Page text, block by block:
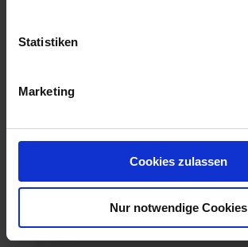
Statistiken
Marketing
Cookies zulassen
Nur notwendige Cookies
Artikel-Nr.: 60385-02-cfg